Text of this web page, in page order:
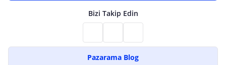
Bizi Takip Edin
Pazarama Blog